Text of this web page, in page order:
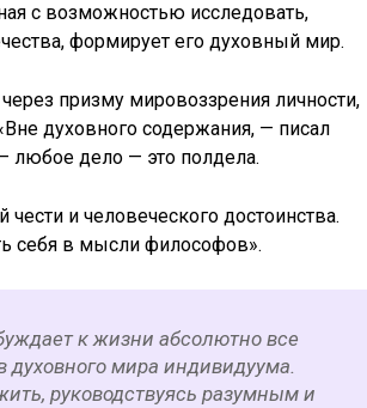
с возможностью исследовать,
формирует его духовный мир.
призму мировоззрения личности,
духовного содержания, — писал
дело — это полдела.
и человеческого достоинства.
себя в мысли философов».
к жизни абсолютно все
мира индивидуума.
руководствуясь разумным и